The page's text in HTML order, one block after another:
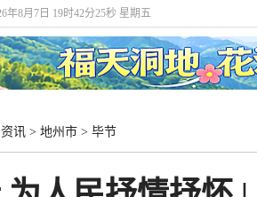
年8月7日 19时42分26秒 星期五
资讯 > 地州市 > 毕节